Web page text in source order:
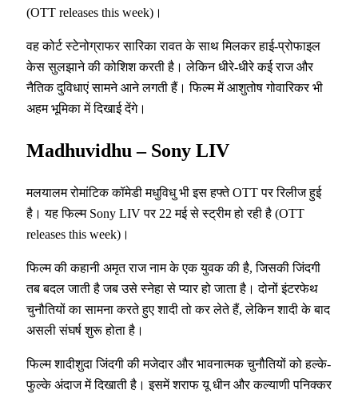
(OTT releases this week)।
वह कोर्ट स्टेनोग्राफर सारिका रावत के साथ मिलकर हाई-प्रोफाइल
केस सुलझाने की कोशिश करती है। लेकिन धीरे-धीरे कई राज और
नैतिक दुविधाएं सामने आने लगती हैं। फिल्म में आशुतोष गोवारिकर भी
अहम भूमिका में दिखाई देंगे।
Madhuvidhu – Sony LIV
मलयालम रोमांटिक कॉमेडी मधुविधु भी इस हफ्ते OTT पर रिलीज हुई
है। यह फिल्म Sony LIV पर 22 मई से स्ट्रीम हो रही है (OTT
releases this week)।
फिल्म की कहानी अमृत राज नाम के एक युवक की है, जिसकी जिंदगी
तब बदल जाती है जब उसे स्नेहा से प्यार हो जाता है। दोनों इंटरफेथ
चुनौतियों का सामना करते हुए शादी तो कर लेते हैं, लेकिन शादी के बाद
असली संघर्ष शुरू होता है।
फिल्म शादीशुदा जिंदगी की मजेदार और भावनात्मक चुनौतियों को हल्के-
फुल्के अंदाज में दिखाती है। इसमें शराफ यू धीन और कल्याणी पनिक्कर